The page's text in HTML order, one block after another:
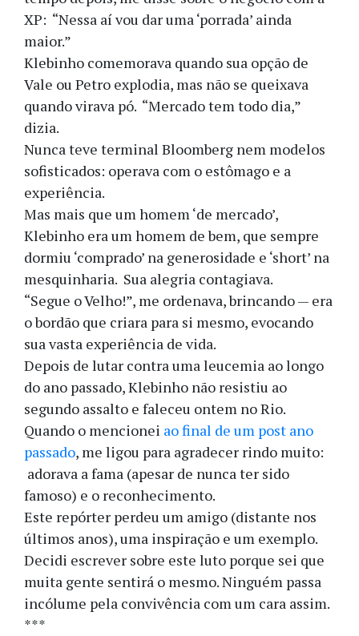
XP: “Nessa aí vou dar uma ‘porrada’ ainda
maior.”
Klebinho comemorava quando sua opção de
Vale ou Petro explodia, mas não se queixava
quando virava pó. “Mercado tem todo dia,”
dizia.
Nunca teve terminal Bloomberg nem modelos
sofisticados: operava com o estômago e a
experiência.
Mas mais que um homem ‘de mercado’,
Klebinho era um homem de bem, que sempre
dormiu ‘comprado’ na generosidade e ‘short’ na
mesquinharia. Sua alegria contagiava.
“Segue o Velho!”, me ordenava, brincando — era
o bordão que criara para si mesmo, evocando
sua vasta experiência de vida.
Depois de lutar contra uma leucemia ao longo
do ano passado, Klebinho não resistiu ao
segundo assalto e faleceu ontem no Rio.
Quando o mencionei ao final de um post ano
passado, me ligou para agradecer rindo muito:
adorava a fama (apesar de nunca ter sido
famoso) e o reconhecimento.
Este repórter perdeu um amigo (distante nos
últimos anos), uma inspiração e um exemplo.
Decidi escrever sobre este luto porque sei que
muita gente sentirá o mesmo. Ninguém passa
incólume pela convivência com um cara assim.
***